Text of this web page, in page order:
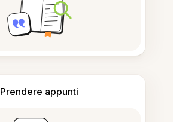
Prendere appunti